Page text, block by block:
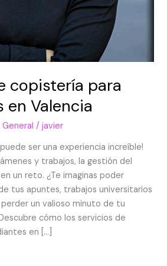
copistería para
Valencia
General /javier
ser una experiencia increíble!
y trabajos, la gestión del
un reto. ¿Te imaginas poder
tus apuntes, trabajos universitarios
un valioso minuto de tu
cómo los servicios de
en […]